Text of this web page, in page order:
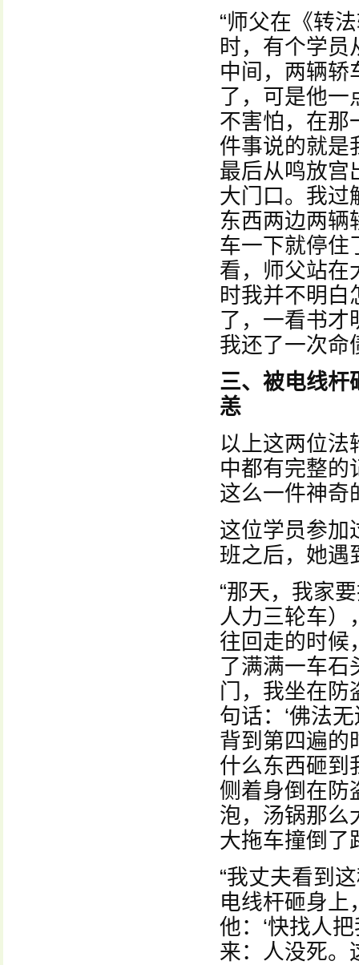
“师父在《转
时，有个学员
中间，两辆轿
了，可是他一
不害怕，在那
件事说的就是
最后从鸣放宫
大门口。我过
东西两边两辆
车一下就停住
看，师父站在
时我并不明白
了，一看书才
我还了一次命
三、被电线杆
恙
以上这两位法
中都有完整的
这么一件神奇
这位学员参加
班之后，她遇
“那天，我家
人力三轮车）
往回走的时候
了满满一车石
门，我坐在防
句话：‘佛法
背到第四遍的
什么东西砸到
侧着身倒在防
泡，汤锅那么
大拖车撞倒了
“我丈夫看到
电线杆砸身上
他：‘快找人
来：人没死。